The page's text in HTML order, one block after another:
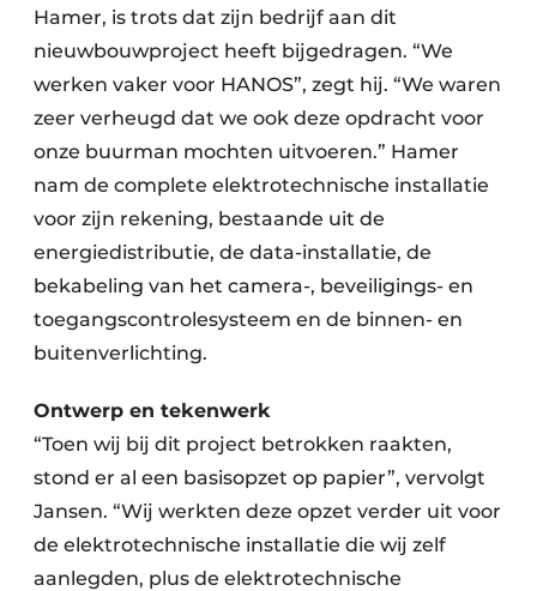
Hamer, is trots dat zijn bedrijf aan dit
nieuwbouwproject heeft bijgedragen. “We
werken vaker voor HANOS”, zegt hij. “We waren
zeer verheugd dat we ook deze opdracht voor
onze buurman mochten uitvoeren.” Hamer
nam de complete elektrotechnische installatie
voor zijn rekening, bestaande uit de
energiedistributie, de data-installatie, de
bekabeling van het camera-, beveiligings- en
toegangscontrolesysteem en de binnen- en
buitenverlichting.
Ontwerp en tekenwerk
“Toen wij bij dit project betrokken raakten,
stond er al een basisopzet op papier”, vervolgt
Jansen. “Wij werkten deze opzet verder uit voor
de elektrotechnische installatie die wij zelf
aanlegden, plus de elektrotechnische